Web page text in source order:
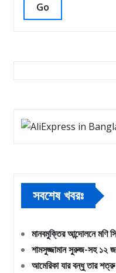
Go
সবশেষ খবরঃ
মানবমুক্তির আন্দোলনে মণি
শামসুজ্জামান সুরুজ-সহ ১২
আমেরিকা যার বন্ধু তার শত্রু